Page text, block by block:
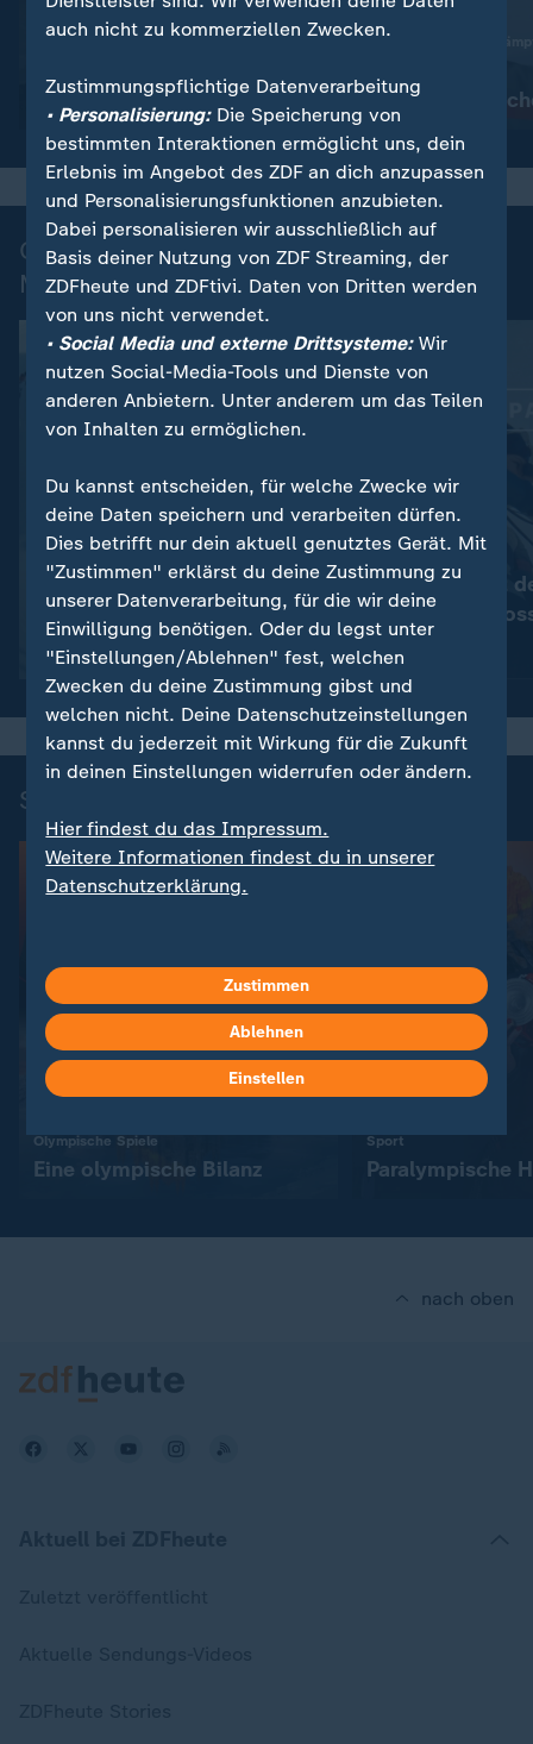
Liveblog
:
Winterspiele für beendet
Olympia kompakt - Die wichtigsten
Momente
:
Olympia-Highlights: Das war
der letzte Tag
Video2:52
:
Highlights mit
Gold im
Video
Spannende Dokus zum Wintersport
Olympische Spiele:
Eine olympische Bilanz
Sport:
Paralympische
nach oben
auch nicht zu kommerziellen Zwecken.
Zustimmungspflichtige Datenverarbeitung
• Personalisierung:Die Speicherung von
bestimmten Interaktionen ermöglicht uns, dein
Erlebnis im Angebot des ZDF an dich anzupassen
und Personalisierungsfunktionen anzubieten.
Dabei personalisieren wir ausschließlich auf
Basis deiner Nutzung von ZDF Streaming, der
ZDFheute und ZDFtivi. Daten von Dritten werden
von uns nicht verwendet.
• Social Media und externe Drittsysteme:Wir
nutzen Social-Media-Tools und Dienste von
anderen Anbietern. Unter anderem um das Teilen
von Inhalten zu ermöglichen.
Du kannst entscheiden, für welche Zwecke wir
deine Daten speichern und verarbeiten dürfen.
Dies betrifft nur dein aktuell genutztes Gerät. Mit
"Zustimmen" erklärst du deine Zustimmung zu
unserer Datenverarbeitung, für die wir deine
Einwilligung benötigen. Oder du legst unter
"Einstellungen/Ablehnen" fest, welchen
Zwecken du deine Zustimmung gibst und
welchen nicht. Deine Datenschutzeinstellungen
kannst du jederzeit mit Wirkung für die Zukunft
in deinen Einstellungen widerrufen oder ändern.
Hier findest du das Impressum.
Weitere Informationen findest du in unserer
Datenschutzerklärung.
Zustimmen
Ablehnen
Einstellen